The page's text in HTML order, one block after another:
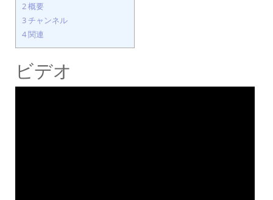
2概要
3チャンネル
4関連
ビデオ